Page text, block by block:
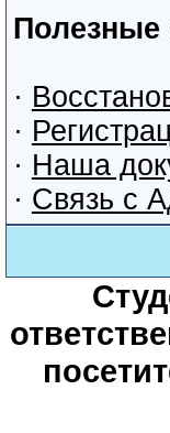
Полезные
·
·
· Наша
· Связь с